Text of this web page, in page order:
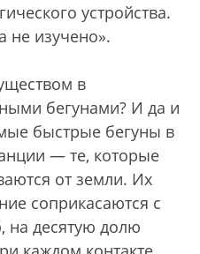
устройства.
не изучено».
в
бегунами? И да и
быстрые бегуны в
— те, которые
от земли. Их
соприкасаются с
на десятую долю